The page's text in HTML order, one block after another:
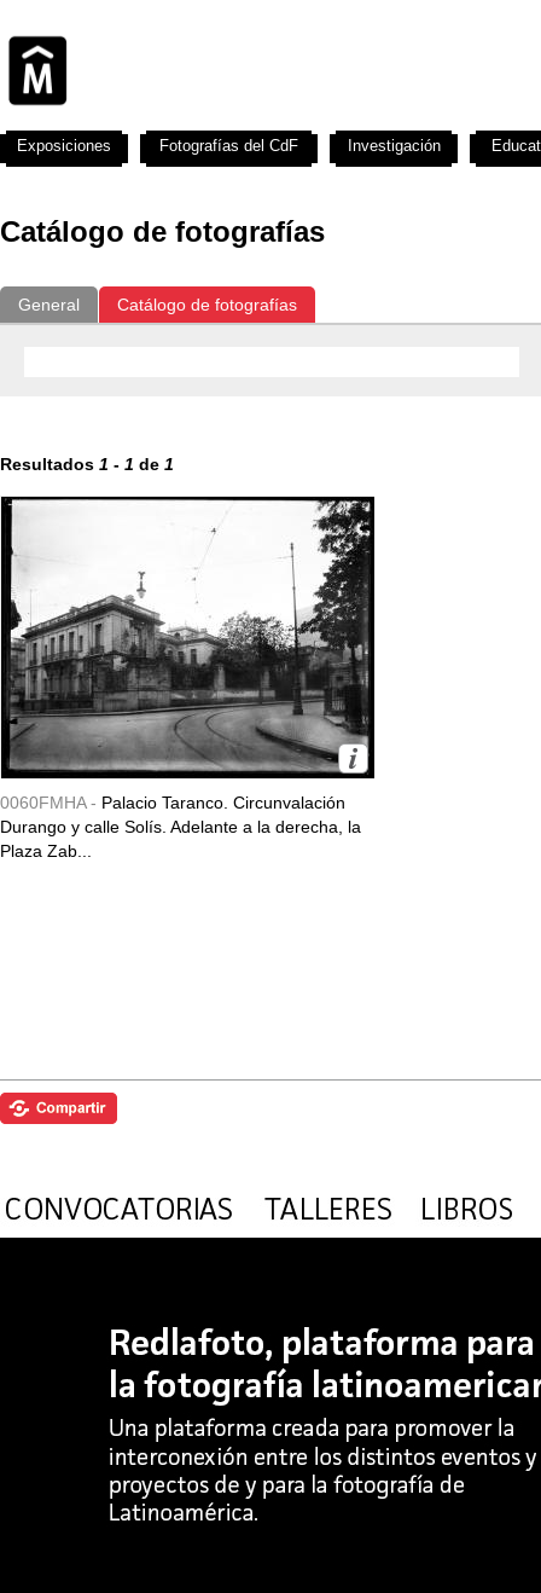
Catálogo de fotografías
General Catálogo de fotografías
Resultados 1 - 1 de 1
0060FMHA - Palacio Taranco. Circunvalación
Durango y calle Solís. Adelante a la derecha, la
Plaza Zab...
Exposiciones Fotografías del CdF Investigación